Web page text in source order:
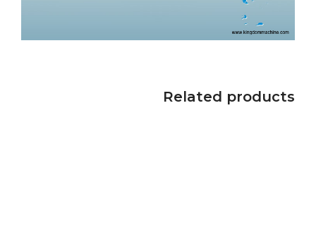
Related products